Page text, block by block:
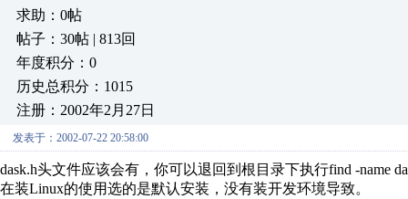
求助：0帖
帖子：30帖 | 813回
年度积分：0
历史总积分：1015
注册：2002年2月27日
发表于：2002-07-22 20:58:00
dask.h头文件应该会有，你可以退回到根目录下执行find -name
在装Linux的使用选的是默认安装，没有装开发环境导致。